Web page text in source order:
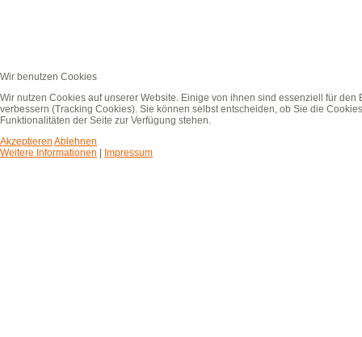
Wir benutzen Cookies
Wir nutzen Cookies auf unserer Website. Einige von ihnen sind essenziell für
verbessern (Tracking Cookies). Sie können selbst entscheiden, ob Sie die
Funktionalitäten der Seite zur Verfügung stehen.
Akzeptieren Ablehnen
Weitere Informationen
Impressum